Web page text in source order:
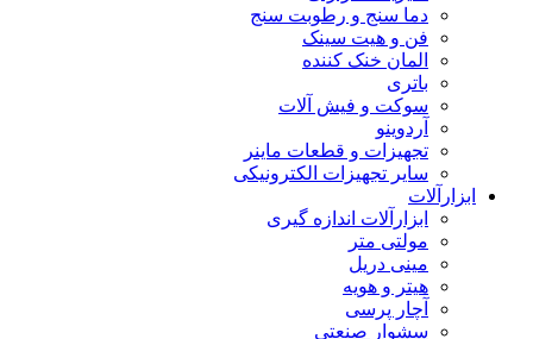
دما سنج و رطوبت سنج
فن و هیت سینک
المان خنک کننده
باتری
سوکت و فیش آلات
آردوینو
تجهیزات و قطعات ماینر
سایر تجهیزات الکترونیکی
ابزارآلات
ابزارآلات اندازه گیری
مولتی متر
مینی دریل
هیتر و هویه
آچار پرسی
سشوار صنعتی